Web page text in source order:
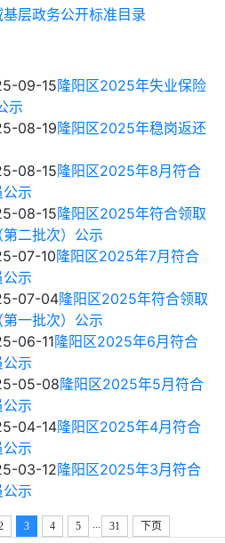
层政务公开标准目录
09-15隆阳区2025年失业保险
示
08-19隆阳区2025年稳岗返还
08-15隆阳区2025年8月符合
示
08-15隆阳区2025年符合领取
二批次）公示
07-10隆阳区2025年7月符合
示
07-04隆阳区2025年符合领取
一批次）公示
06-11隆阳区2025年6月符合
示
05-08隆阳区2025年5月符合
示
04-14隆阳区2025年4月符合
示
03-12隆阳区2025年3月符合
示
3 4 5 ... 31 下页